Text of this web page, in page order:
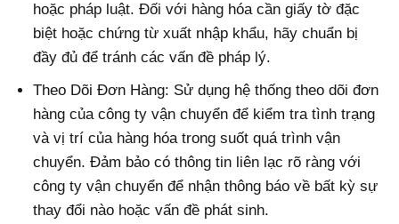
hoặc pháp luật. Đối với hàng hóa cần giấy tờ đặc
biệt hoặc chứng từ xuất nhập khẩu, hãy chuẩn bị
đầy đủ để tránh các vấn đề pháp lý.
Theo Dõi Đơn Hàng: Sử dụng hệ thống theo dõi đơn
hàng của công ty vận chuyển để kiểm tra tình trạng
và vị trí của hàng hóa trong suốt quá trình vận
chuyển. Đảm bảo có thông tin liên lạc rõ ràng với
công ty vận chuyển để nhận thông báo về bất kỳ sự
thay đổi nào hoặc vấn đề phát sinh.